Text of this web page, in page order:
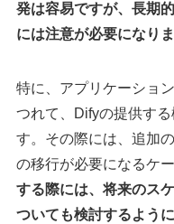
発は容易ですが、長期
には注意が必要になりま
特に、アプリケーショ
つれて、Difyの提供す
す。その際には、追加
の移行が必要になるケ
する際には、将来のス
ついても検討するよう